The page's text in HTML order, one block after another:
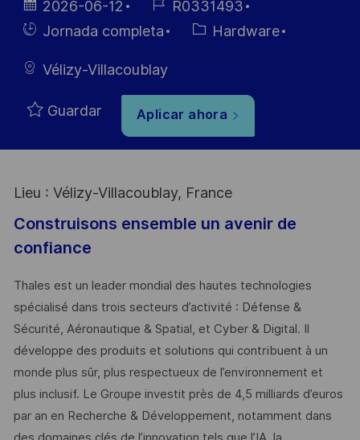
Fecha de
publicación
2026-06-12
ID de
empleo
R0331493
HiringJornada completa Categoría
Hardware
Vélizy-Villacoublay
Guardar Aplicar ahora
Lieu : Vélizy-Villacoublay, France
Construisons ensemble un avenir de
confiance
Thales est un leader mondial des hautes technologies
spécialisé dans trois secteurs d’activité : Défense &
Sécurité, Aéronautique & Spatial, et Cyber & Digital. Il
développe des produits et solutions qui contribuent à un
monde plus sûr, plus respectueux de l’environnement et
plus inclusif. Le Groupe investit près de 4,5 milliards d’euros
par an en Recherche & Développement, notamment dans